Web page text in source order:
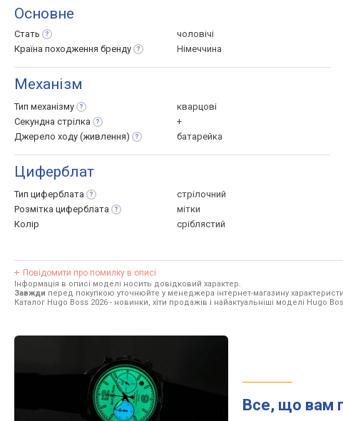
Основне
Стать
чоловічі
Країна походження бренду Німеччина
Механізм
Тип механізму
кварцові
Секундна стрілка
+
Джерело ходу (живлення) батарейка
Циферблат
Тип циферблата
стрілочний
Розмітка циферблата
мітки
Колір
сріблястий
Повідомити про помилку в описі
Інформація в описі моделі носить довідковий характер.
Завжди перед покупкою уточнюйте у менеджера інтернет-магазину
Каталог Hugo Boss 2026 - новинки, хіти продажів і найактуальніші моделі Hugo
Все, що вам